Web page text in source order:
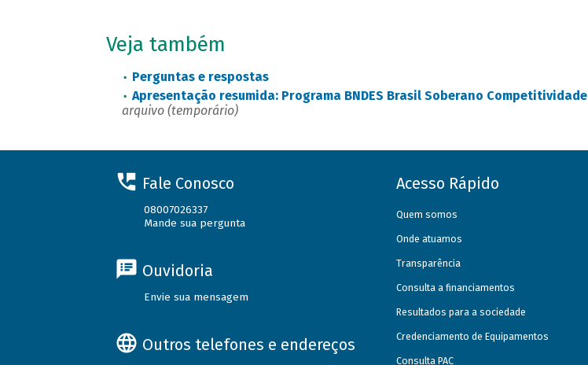
Veja também
Perguntas e respostas
Apresentação resumida: Programa BNDES Brasil Soberano Competitividade
arquivo (temporário)
Fale Conosco
08007026337
Mande sua pergunta
Ouvidoria
Envie sua mensagem
Outros telefones e endereços
Acesso Rápido
Quem somos
Onde atuamos
Transparência
Consulta a financiamentos
Resultados para a sociedade
Credenciamento de Equipamentos
Consulta PAC